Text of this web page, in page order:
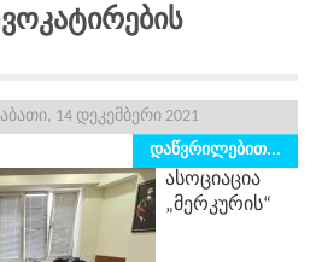
14 დეკემბერი 2021
დაწვრილებით...
ასოციაცია
„მერკურის“